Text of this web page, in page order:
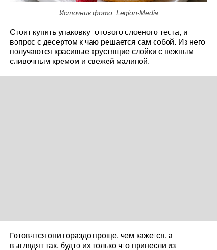
Источник фото: Legion-Media
Стоит купить упаковку готового слоеного теста, и
вопрос с десертом к чаю решается сам собой. Из него
получаются красивые хрустящие слойки с нежным
сливочным кремом и свежей малиной.
Готовятся они гораздо проще, чем кажется, а
выглядят так, будто их только что принесли из